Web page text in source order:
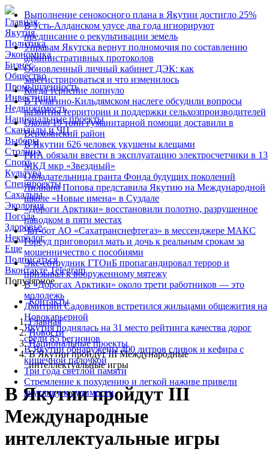
Главная
Якутия
Политика
Экономика
Бизнес
Общество
Промышленность
Инвестиции
Недвижимость
Национальные проекты
Скандалы и ЧП
Выборы
Столица
Спорт
Культура
Спецпроекты
Сахалыы
Экология
Погода
Здоровье
Некролог
Еще
Подписаться
ВконтактеTelegram
Популярное
Выполнение сенокосного плана в Якутии достигло 25%
В Усть-Алданском улусе два года игнорируют
предписание о рекультивации земель
Управам Якутска вернут полномочия по составлению
административных протоколов
Обновленный личный кабинет ДЭК: как
зарегистрироваться и что изменилось
Когда терпение лопнуло
В Тулагино-Кильдямском наслеге обсудили вопросы
развития территории и поддержки сельхозпроизводителей
Около 19 тонн гуманитарной помощи доставили в
Верхоянский район
В Якутии 626 человек укушены клещами
РИА обязали ввести в эксплуатацию электросчетчики в 13
МКД мкр «Звездный»
Обладательница гранта Фонда будущих поколений
Лилиана Попова представила Якутию на Международной
школе «Новые имена» в Суздале
«Дороги Арктики» восстановили полотно, разрушенное
паводком в пяти местах
Чат-бот АО «Сахатранснефтегаз» в мессенджере МАКС
Горсуд приговорил мать и дочь к реальным срокам за
мошенничество с пособиями
Экс-сотрудник ГТОиБ пропагандировал террор и
призывал к вооруженному мятежу
В «Дорогах Арктики» около трети работников — это
молодежь
Дмитрий Садовников встретился жильцами общежития на
Новокарьерной
Якутия поднялась на 31 место рейтинга качества дорог
среди 85 регионов
В Якутии обнаружены 400 литров сливок и кефира с
кишечной палочкой
Три года светлой памяти
Стремление к похудению и легкой наживе привели
якутянку к судимости
Контакты
Главная
Новости
Национальные проекты
В Якутии пройдут III Международные
интеллектуальные игры
В Якутии пройдут III
Международные
интеллектуальные игры